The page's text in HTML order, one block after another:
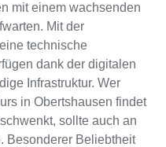
mit einem wachsenden
Mit der
technische
dank der digitalen
Infrastruktur. Wer
in Obertshausen findet
sollte auch an
Besonderer Beliebtheit